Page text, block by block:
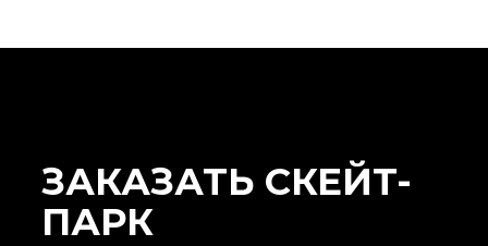
ЗАКАЗАТЬ СКЕЙТ-
ПАРК